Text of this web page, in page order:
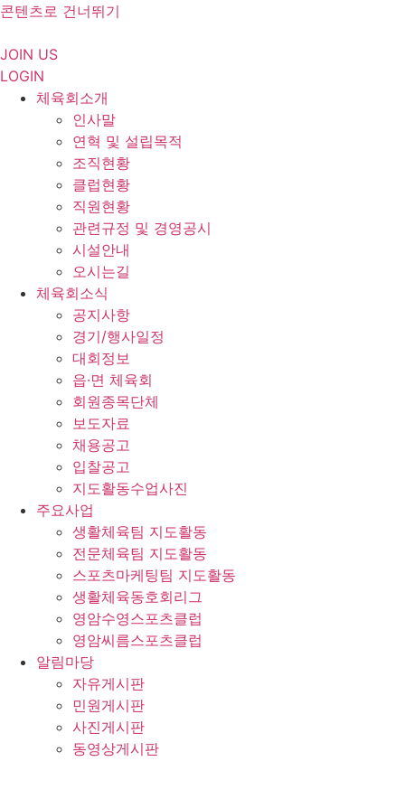
콘텐츠로 건너뛰기
JOIN US
LOGIN
체육회소개
인사말
연혁 및 설립목적
조직현황
클럽현황
직원현황
관련규정 및 경영공시
시설안내
오시는길
체육회소식
공지사항
경기/행사일정
대회정보
읍·면 체육회
회원종목단체
보도자료
채용공고
입찰공고
지도활동수업사진
주요사업
생활체육팀 지도활동
전문체육팀 지도활동
스포츠마케팅팀 지도활동
생활체육동호회리그
영암수영스포츠클럽
영암씨름스포츠클럽
알림마당
자유게시판
민원게시판
사진게시판
동영상게시판